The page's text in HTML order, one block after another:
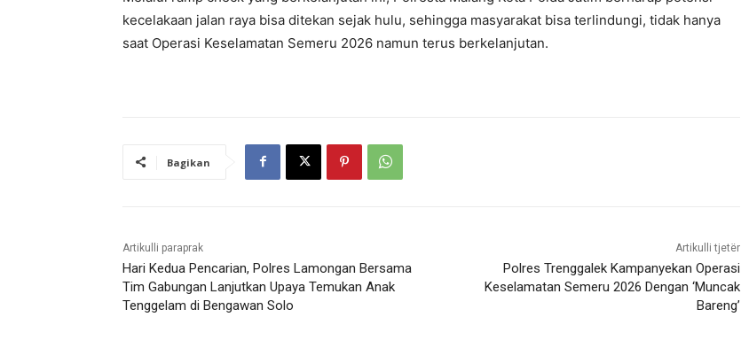
kecelakaan jalan raya bisa ditekan sejak hulu, sehingga masyarakat bisa terlindungi, tidak hanya
saat Operasi Keselamatan Semeru 2026 namun terus berkelanjutan.
Bagikan
Artikulli paraprak
Hari Kedua Pencarian, Polres Lamongan Bersama
Tim Gabungan Lanjutkan Upaya Temukan Anak
Tenggelam di Bengawan Solo
Artikulli tjetër
Polres Trenggalek Kampanyekan Operasi
Keselamatan Semeru 2026 Dengan ‘Muncak
Bareng’